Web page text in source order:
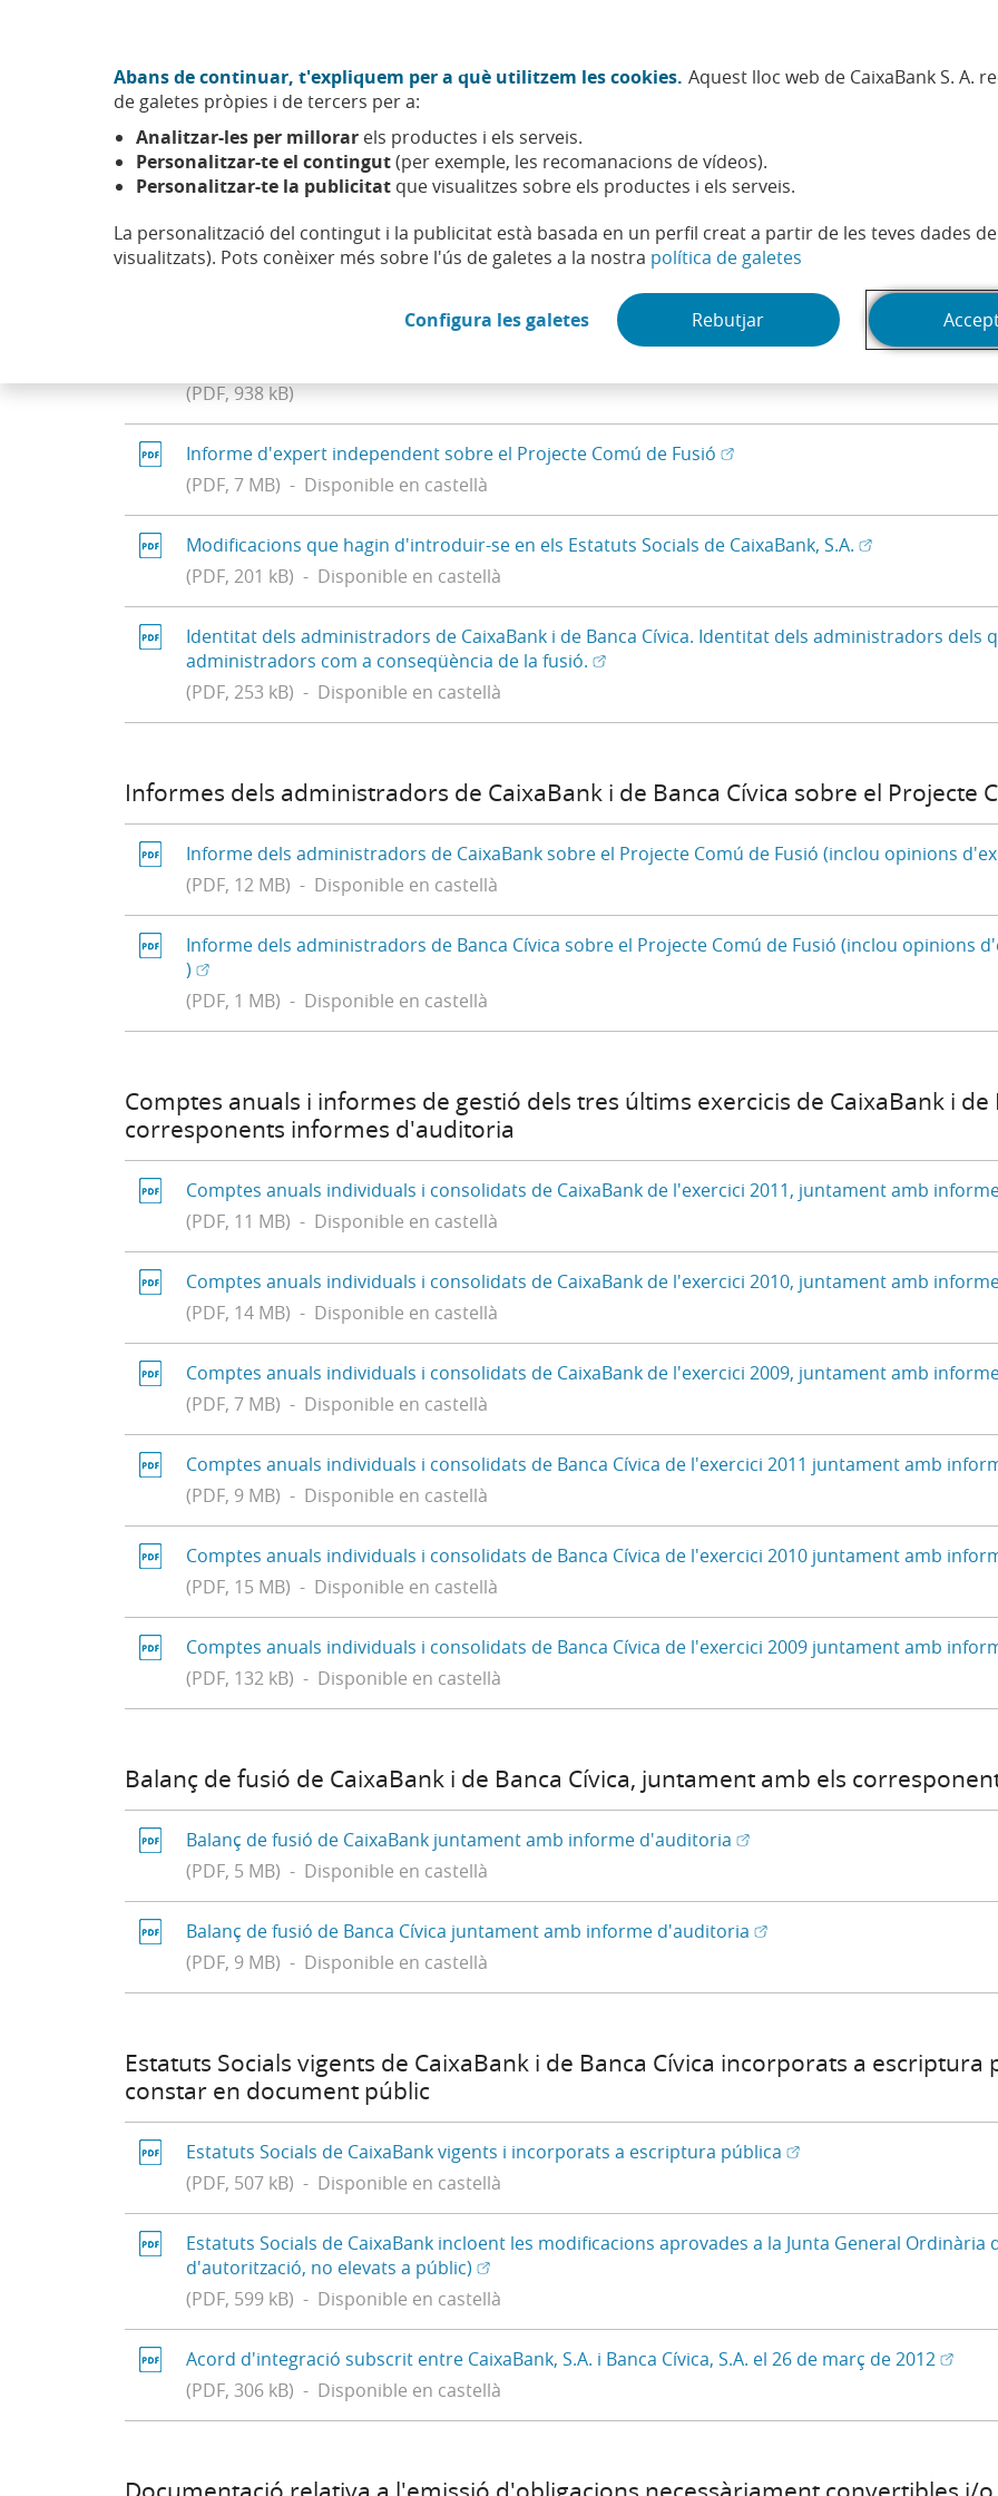
Abans de continuar, t'expliquem per a què utilitzem les cookies. Aquest lloc web de CaixaBank S. A.
de galetes pròpies i de tercers per a:
Analitzar-les per millorar els productes i els serveis.
Personalitzar-te el contingut(per exemple, les recomanacions de vídeos).
Personalitzar-te la publicitat que visualitzes sobre els productes i els serveis.
La personalització del contingut i la publicitat està basada en un perfil creat a partir de les teves dades
visualitzats). Pots conèixer més sobre l'ús de galetes a la nostra política de galetes
Configura les galetes(Obre en finestra nova)
Rebutjar
Sobre nosaltres Accionistes i inversors
Accionistes i inversors Informació general Fusions Documentació fusió CaixaBank i Banca Cívica
Documentació fusió CaixaBank i Banca Cívica
(PDF, 938 kB)
Informe d'expert independent sobre el Projecte Comú de Fusió (Obre en una finestra nova) -
(Obre en finestra nova)
(PDF, 7 MB) - Disponible en castellà
Modificacions que hagin d'introduir-se en els Estatuts Socials de CaixaBank, S.A. (Obre en una
(Obre en finestra
(PDF, 201 kB) - Disponible en castellà
Identitat dels administradors de CaixaBank i de Banca Cívica. Identitat dels administradors dels
administradors com a conseqüència de la fusió. (Obre en una finestra nova) - Disponible en
(Obre en finestra nova)
(PDF, 253 kB) - Disponible en castellà
Informes dels administradors de CaixaBank i de Banca Cívica sobre el Projecte
Informe dels administradors de CaixaBank sobre el Projecte Comú de Fusió (inclou opinions
(PDF, 12 MB) - Disponible en castellà
Informe dels administradors de Banca Cívica sobre el Projecte Comú de Fusió (inclou opinions
) (Obre en una finestra nova) - Disponible en castellà
(Obre en finestra nova)
(PDF, 1 MB) - Disponible en castellà
Comptes anuals i informes de gestió dels tres últims exercicis de CaixaBank i
corresponents informes d'auditoria
Comptes anuals individuals i consolidats de CaixaBank de l'exercici 2011, juntament amb
(PDF, 11 MB) - Disponible en castellà
Comptes anuals individuals i consolidats de CaixaBank de l'exercici 2010, juntament amb
(PDF, 14 MB) - Disponible en castellà
Comptes anuals individuals i consolidats de CaixaBank de l'exercici 2009, juntament amb
(PDF, 7 MB) - Disponible en castellà
Comptes anuals individuals i consolidats de Banca Cívica de l'exercici 2011 juntament amb
(PDF, 9 MB) - Disponible en castellà
Comptes anuals individuals i consolidats de Banca Cívica de l'exercici 2010 juntament amb
(PDF, 15 MB) - Disponible en castellà
Comptes anuals individuals i consolidats de Banca Cívica de l'exercici 2009 juntament amb
(PDF, 132 kB) - Disponible en castellà
Balanç de fusió de CaixaBank i de Banca Cívica, juntament amb els
Balanç de fusió de CaixaBank juntament amb informe d'auditoria (Obre en una finestra nova) -
(Obre en finestra nova)
(PDF, 5 MB) - Disponible en castellà
Balanç de fusió de Banca Cívica juntament amb informe d'auditoria (Obre en una finestra nova) -
(Obre en finestra nova)
(PDF, 9 MB) - Disponible en castellà
Estatuts Socials vigents de CaixaBank i de Banca Cívica incorporats a escriptura
constar en document públic
Estatuts Socials de CaixaBank vigents i incorporats a escriptura pública (Obre en una finestra
(Obre en finestra nova)
(PDF, 507 kB) - Disponible en castellà
Estatuts Socials de CaixaBank incloent les modificacions aprovades a la Junta General
d'autorització, no elevats a públic) (Obre en una finestra nova) - Disponible en castellà
(Obre en finestra nova)
(PDF, 599 kB) - Disponible en castellà
Acord d'integració subscrit entre CaixaBank, S.A. i Banca Cívica, S.A. el 26 de març de 2012(Obre
(Obre
(PDF, 306 kB) - Disponible en castellà